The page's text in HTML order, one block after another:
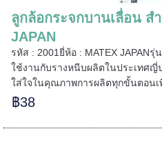
ลูกล้อกระจกบานเลื่อน ส
JAPAN
รหัส : 2001ยี่ห้อ : MATEX JAPAN
ใช้งานกับรางหนีบผลิตในประเทศญี่
ใส่ใจในคุณภาพการผลิตทุกขั้นตอนเ
฿38